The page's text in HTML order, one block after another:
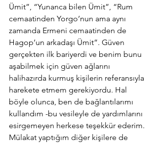
Ümit”, “Yunanca bilen Ümit”, “Rum
cemaatinden Yorgo’nun ama aynı
zamanda Ermeni cemaatinden de
Hagop’un arkadaşı Ümit”. Güven
gerçekten ilk bariyerdi ve benim bunu
aşabilmek için güven ağlarını
halihazırda kurmuş kişilerin referansıyla
harekete etmem gerekiyordu. Hal
böyle olunca, ben de bağlantılarımı
kullandım -bu vesileyle de yardımlarını
esirgemeyen herkese teşekkür ederim.
Mülakat yaptığım diğer kişilere de